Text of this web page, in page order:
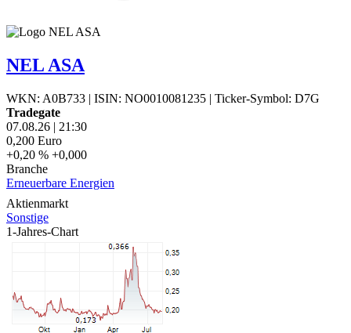
NEL ASA
WKN: A0B733 | ISIN: NO0010081235 | Ticker-Symbol: D7G
Tradegate
07.08.26 | 21:30
0,200 Euro
+0,20 % +0,000
Branche
Erneuerbare Energien
Aktienmarkt
Sonstige
1-Jahres-Chart